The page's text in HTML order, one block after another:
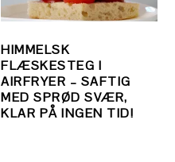
HIMMELSK
FLÆSKESTEG I
AIRFRYER – SAFTIG
MED SPRØD SVÆR,
KLAR PÅ INGEN TID!